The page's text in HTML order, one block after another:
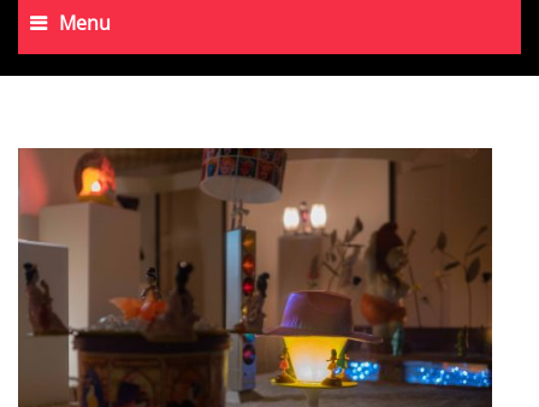
Menu